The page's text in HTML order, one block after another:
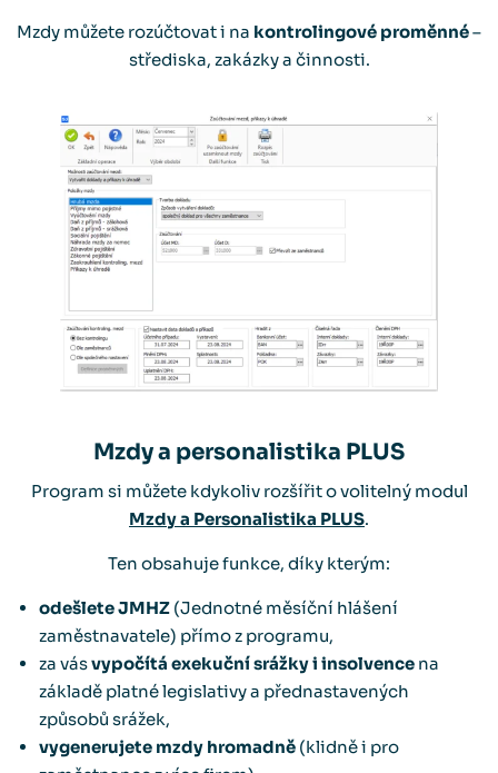
Mzdy můžete rozúčtovat i na kontrolingové proměnné–
střediska, zakázky a činnosti.
Mzdy a personalistika PLUS
Program si můžete kdykoliv rozšířit o volitelný modul
Mzdy a Personalistika PLUS.
Ten obsahuje funkce, díky kterým:
odešlete JMHZ (Jednotné měsíční hlášení
zaměstnavatele) přímo z programu,
za vásvypočítá exekuční srážky i insolvence na
základě platné legislativy a přednastavených
způsobů srážek,
vygenerujete mzdy hromadně (klidně i pro